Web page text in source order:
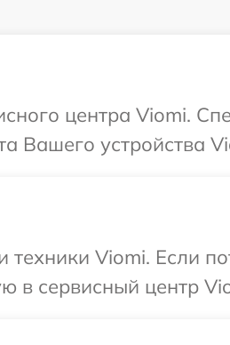
центра Viomi.
Вашего устройства
Viomi. Если
в сервисный центр